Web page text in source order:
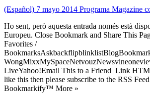
(Español) 7 mayo 2014 Programa Magazine
Ho sent, però aquesta entrada només està
Europeu. Close Bookmark and Share This
Favorites /
LiveYahoo!Email This to a Friend Link
like this then please subscribe to the RSS
Bookmarkify™ More »